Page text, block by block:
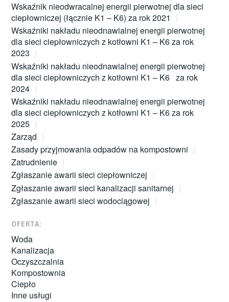
Wskaźnik nieodwracalnej energii pierwotnej dla sieci
ciepłowniczej (łącznie K1 – K6) za rok 2021
Wskaźniki nakładu nieodnawialnej energii pierwotnej
dla sieci ciepłowniczych z kotłowni K1 – K6 za rok
2023
Wskaźniki nakładu nieodnawialnej energii pierwotnej
dla sieci ciepłowniczych z kotłowni K1 – K6 za rok
2024
Wskaźniki nakładu nieodnawialnej energii pierwotnej
dla sieci ciepłowniczych z kotłowni K1 – K6 za rok
2025
Zarząd
Zasady przyjmowania odpadów na kompostowni
Zatrudnienie
Zgłaszanie awarii sieci ciepłowniczej
Zgłaszanie awarii sieci kanalizacji sanitarnej
Zgłaszanie awarii sieci wodociągowej
OFERTA:
Woda
Kanalizacja
Oczyszczalnia
Kompostownia
Ciepło
Inne usługi